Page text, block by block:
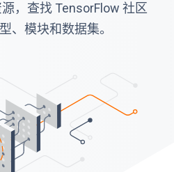
，查找 TensorFlow 社区
、模块和数据集。